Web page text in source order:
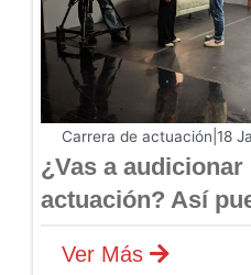
Carrera de actuación 18
¿Vas a
actuación? Así
Ver Más